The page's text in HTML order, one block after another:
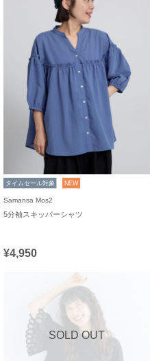
タイムセール対象 NEW
Samansa Mos2
5分袖スキッパーシャツ
¥4,950
SOLD OUT